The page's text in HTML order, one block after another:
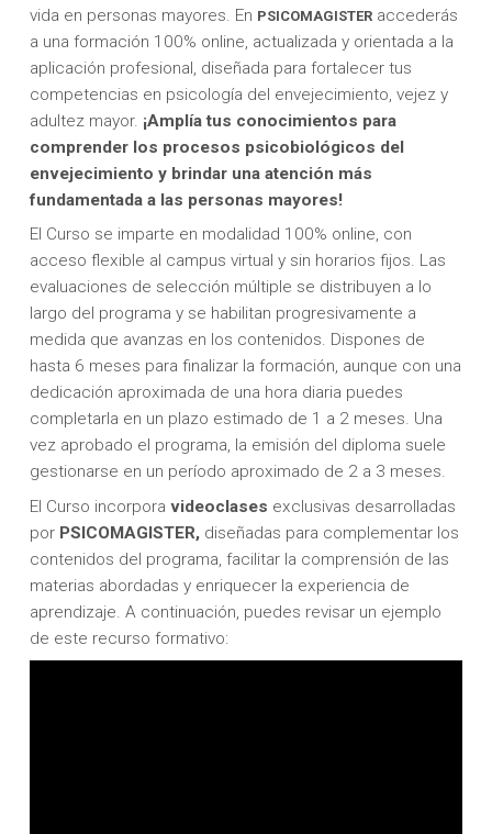
vida en personas mayores. En PSICOMAGISTERaccederás
a una formación 100% online, actualizada y orientada a la
aplicación profesional, diseñada para fortalecer tus
competencias en psicología del envejecimiento, vejez y
adultez mayor. ¡Amplía tus conocimientos para
comprender los procesos psicobiológicos del
envejecimiento y brindar una atención más
fundamentada a las personas mayores!
El Curso se imparte en modalidad 100% online, con
acceso flexible al campus virtual y sin horarios fijos. Las
evaluaciones de selección múltiple se distribuyen a lo
largo del programa y se habilitan progresivamente a
medida que avanzas en los contenidos. Dispones de
hasta 6 meses para finalizar la formación, aunque con una
dedicación aproximada de una hora diaria puedes
completarla en un plazo estimado de 1 a 2 meses. Una
vez aprobado el programa, la emisión del diploma suele
gestionarse en un período aproximado de 2 a 3 meses.
El Curso incorpora videoclases exclusivas desarrolladas
por PSICOMAGISTER,diseñadas para complementar los
contenidos del programa, facilitar la comprensión de las
materias abordadas y enriquecer la experiencia de
aprendizaje. A continuación, puedes revisar un ejemplo
de este recurso formativo: